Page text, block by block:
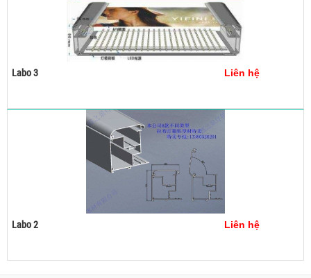
Mua ngay
Labo 3 Liên hệ
Mua ngay
Labo 2 Liên hệ